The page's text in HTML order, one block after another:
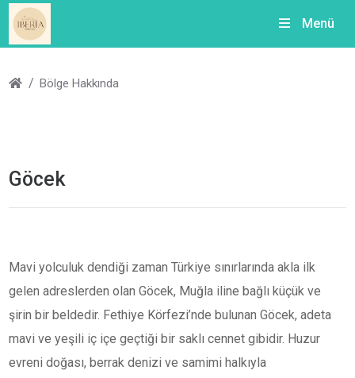
Menü
Bölge Hakkında
Göcek
Mavi yolculuk dendiği zaman Türkiye sınırlarında akla ilk
gelen adreslerden olan Göcek, Muğla iline bağlı küçük ve
şirin bir beldedir. Fethiye Körfezi’nde bulunan Göcek, adeta
mavi ve yeşili iç içe geçtiği bir saklı cennet gibidir. Huzur
evreni doğası, berrak denizi ve samimi halkıyla